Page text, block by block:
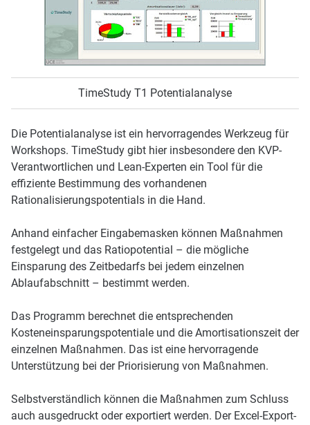
TimeStudy T1 Potentialanalyse
Die Potentialanalyse ist ein hervorragendes Werkzeug für
Workshops. TimeStudy gibt hier insbesondere den KVP-
Verantwortlichen und Lean-Experten ein Tool für die
effiziente Bestimmung des vorhandenen
Rationalisierungspotentials in die Hand.
Anhand einfacher Eingabemasken können Maßnahmen
festgelegt und das Ratiopotential – die mögliche
Einsparung des Zeitbedarfs bei jedem einzelnen
Ablaufabschnitt – bestimmt werden.
Das Programm berechnet die entsprechenden
Kosteneinsparungspotentiale und die Amortisationszeit der
einzelnen Maßnahmen. Das ist eine hervorragende
Unterstützung bei der Priorisierung von Maßnahmen.
Selbstverständlich können die Maßnahmen zum Schluss
auch ausgedruckt oder exportiert werden. Der Excel-Export-